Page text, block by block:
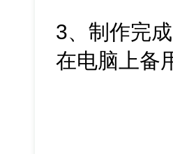
3、制作完
在电脑上备